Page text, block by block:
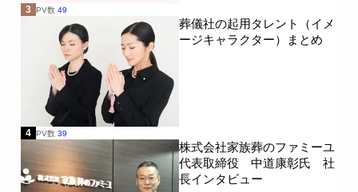
3 PV数 49
葬儀社の起用タレント（イメ
ージキャラクター）まとめ
4 PV数 39
株式会社家族葬のファミーユ
代表取締役 中道康彰氏 社
長インタビュー